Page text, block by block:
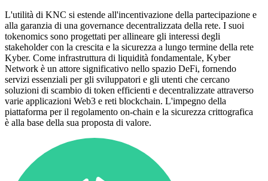
L'utilità di KNC si estende all'incentivazione della partecipazione e
alla garanzia di una governance decentralizzata della rete. I suoi
tokenomics sono progettati per allineare gli interessi degli
stakeholder con la crescita e la sicurezza a lungo termine della rete
Kyber. Come infrastruttura di liquidità fondamentale, Kyber
Network è un attore significativo nello spazio DeFi, fornendo
servizi essenziali per gli sviluppatori e gli utenti che cercano
soluzioni di scambio di token efficienti e decentralizzate attraverso
varie applicazioni Web3 e reti blockchain. L'impegno della
piattaforma per il regolamento on-chain e la sicurezza crittografica
è alla base della sua proposta di valore.